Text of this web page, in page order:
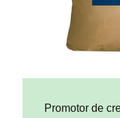
Promotor de